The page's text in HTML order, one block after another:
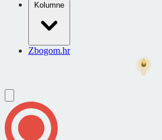
Kolumne
Zbogom.hr